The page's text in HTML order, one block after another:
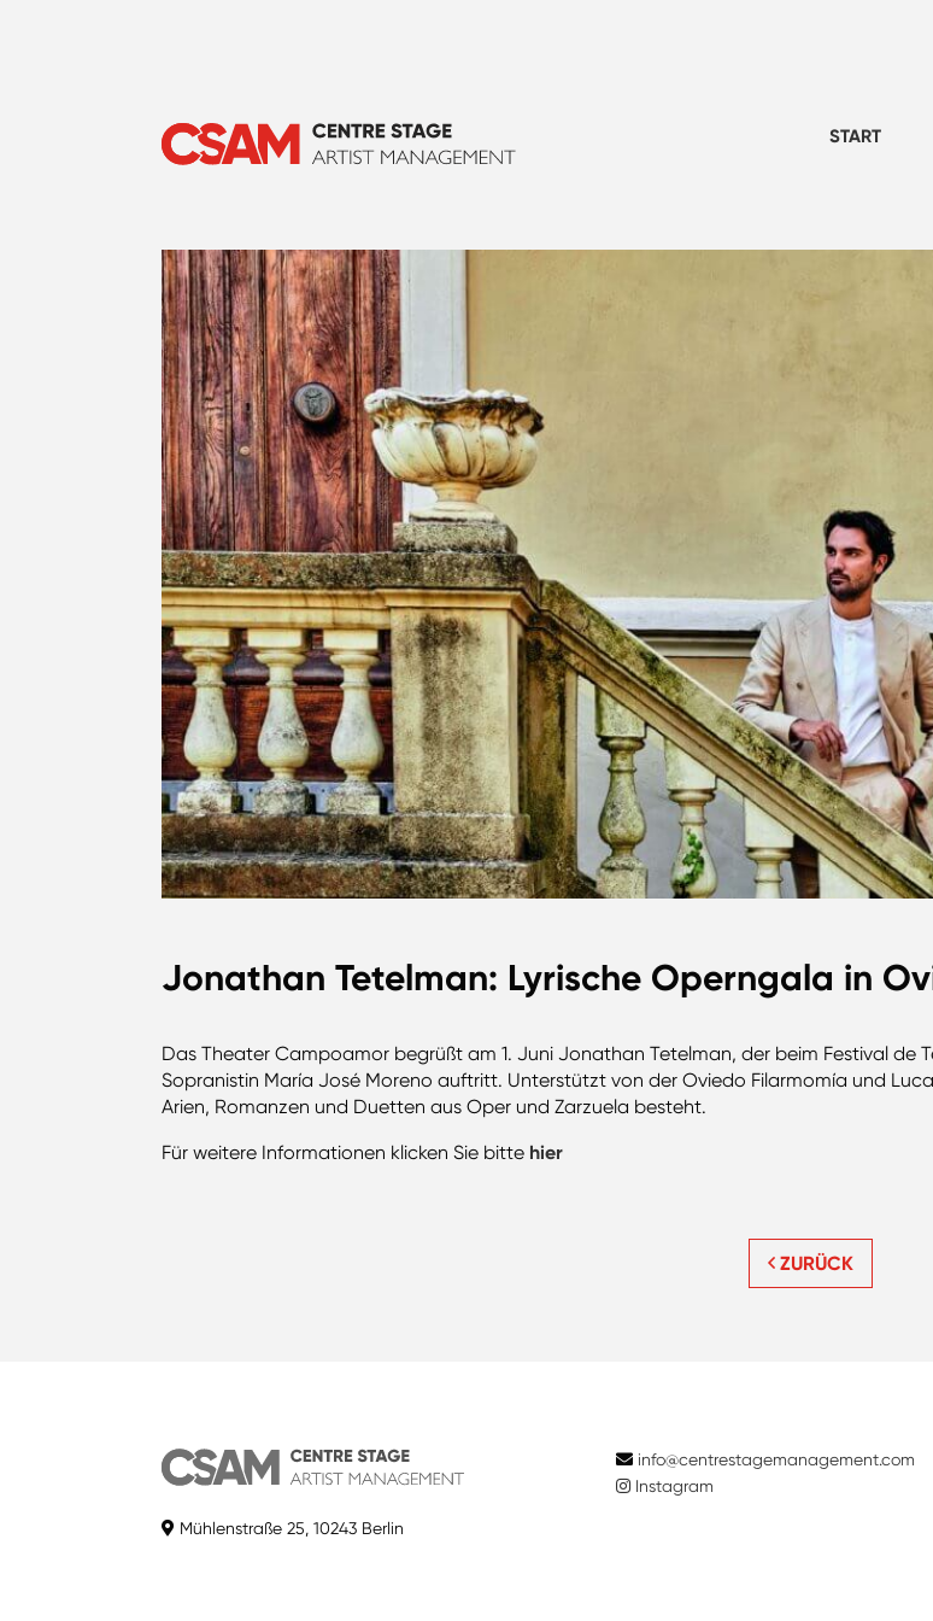
START
Jonathan Tetelman: Lyrische Operngala in
Das Theater Campoamor begrüßt am 1. Juni Jonathan Tetelman, der beim Festival de
Sopranistin María José Moreno auftritt. Unterstützt von der Oviedo Filarmomía und
Arien, Romanzen und Duetten aus Oper und Zarzuela besteht.
Für weitere Informationen klicken Sie bitte hier
ZURÜCK
Mühlenstraße 25, 10243 Berlin
info@centrestagemanagement.com
Instagram